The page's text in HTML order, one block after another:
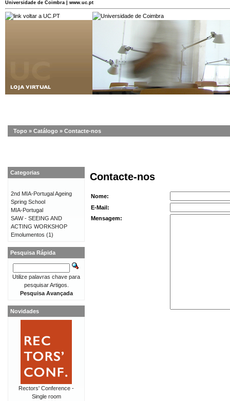
Universidade de Coimbra | www.uc.pt
Topo » Catálogo » Contacte-nos
Contacte-nos
Nome:
E-Mail:
Mensagem:
Categorias
2nd MIA-Portugal Ageing
Spring School
MIA-Portugal
SAW - SEEING AND
ACTING WORKSHOP
Emolumentos (1)
Pesquisa Rápida
Utilize palavras chave para
pesquisar Artigos.
Pesquisa Avançada
Novidades
Rectors' Conference -
Single room